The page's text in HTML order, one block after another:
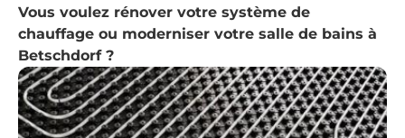
Vous voulez rénover votre système de
chauffage ou moderniser votre salle de bains à
Betschdorf ?